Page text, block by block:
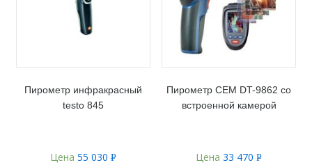
Пирометр инфракрасный
testo 845
Цена 55 030 Р
Пирометр CEM DT-9862 со
встроенной камерой
Цена33 470Р